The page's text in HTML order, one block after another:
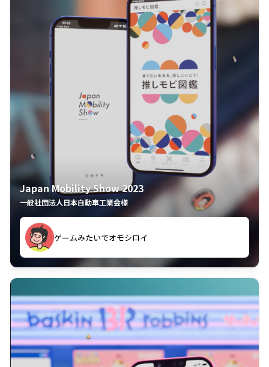
Japan Mobility Show 2023
一般社団法人日本自動車工業会様
ゲームみたいでオモシロイ
久々のモーターショーがアプリでもっと楽しめました